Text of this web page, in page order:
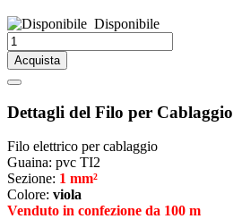
Disponibile
Acquista
Dettagli del Filo per Cablaggio
Filo elettrico per cablaggio
Guaina: pvc TI2
Sezione: 1 mm²
Colore: viola
Venduto in confezione da 100 m